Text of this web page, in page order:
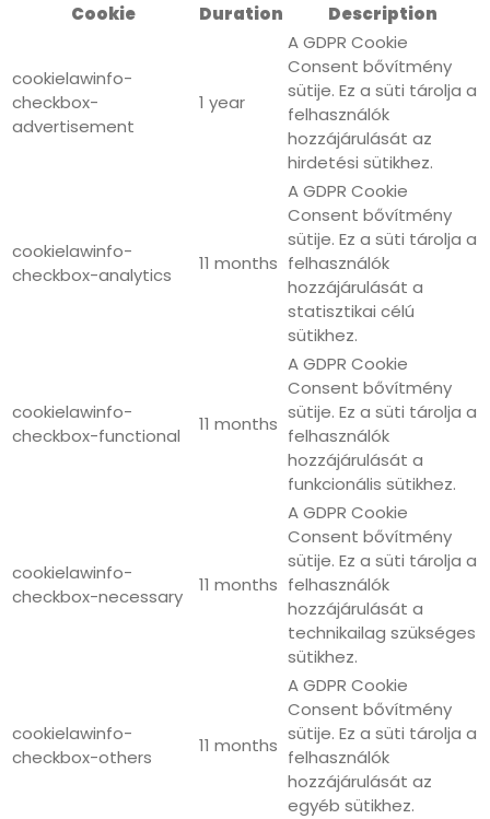
Cookie
Duration Description
cookielawinfo-
checkbox-
advertisement
1 year
A GDPR Cookie
Consent bővítmény
sütije. Ez a süti tárolja a
felhasználók
hozzájárulását az
hirdetési sütikhez.
cookielawinfo-
checkbox-analytics
11 months
A GDPR Cookie
Consent bővítmény
sütije. Ez a süti tárolja a
felhasználók
hozzájárulását a
statisztikai célú
sütikhez.
cookielawinfo-
checkbox-functional
11 months
A GDPR Cookie
Consent bővítmény
sütije. Ez a süti tárolja a
felhasználók
hozzájárulását a
funkcionális sütikhez.
cookielawinfo-
checkbox-necessary
11 months
A GDPR Cookie
Consent bővítmény
sütije. Ez a süti tárolja a
felhasználók
hozzájárulását a
technikailag szükséges
sütikhez.
cookielawinfo-
checkbox-others
11 months
A GDPR Cookie
Consent bővítmény
sütije. Ez a süti tárolja a
felhasználók
hozzájárulását az
egyéb sütikhez.